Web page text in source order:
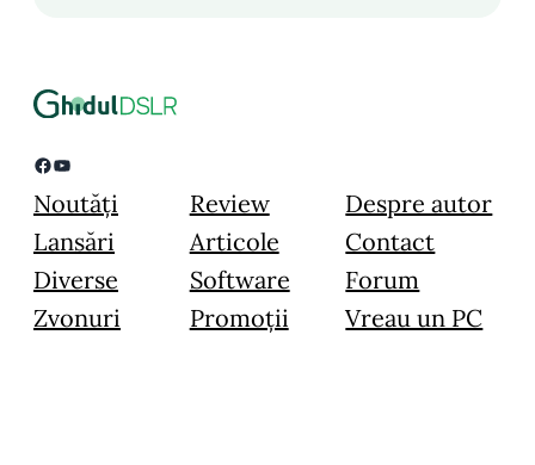
Facebook YouTube
Noutăți
Lansări
Diverse
Zvonuri
Review
Articole
Software
Promoții
Despre autor
Contact
Forum
Vreau un PC